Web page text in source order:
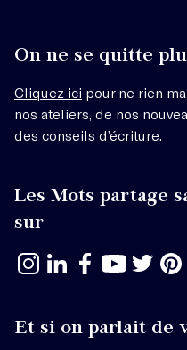
On ne se quitte
Cliquez ici pour ne rien
nos ateliers, de nos
des conseils d’écriture.
Les Mots partage
sur
Et si on parlait de